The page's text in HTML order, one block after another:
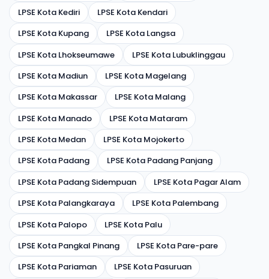
LPSE Kota Kediri
LPSE Kota Kendari
LPSE Kota Kupang
LPSE Kota Langsa
LPSE Kota Lhokseumawe
LPSE Kota Lubuklinggau
LPSE Kota Madiun
LPSE Kota Magelang
LPSE Kota Makassar
LPSE Kota Malang
LPSE Kota Manado
LPSE Kota Mataram
LPSE Kota Medan
LPSE Kota Mojokerto
LPSE Kota Padang
LPSE Kota Padang Panjang
LPSE Kota Padang Sidempuan
LPSE Kota Pagar Alam
LPSE Kota Palangkaraya
LPSE Kota Palembang
LPSE Kota Palopo
LPSE Kota Palu
LPSE Kota Pangkal Pinang
LPSE Kota Pare-pare
LPSE Kota Pariaman
LPSE Kota Pasuruan